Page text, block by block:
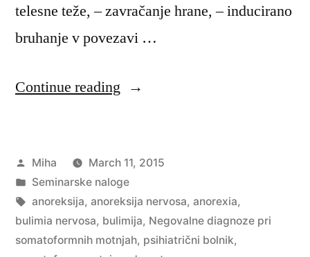
telesne teže, – zavračanje hrane, – inducirano
bruhanje v povezavi …
Continue reading “Negovalne
somatoformnih
motnjah”
Posted
by
Miha
March 11, 2015
Posted
in
Seminarske naloge
Tags:
anoreksija, anoreksija nervosa, anorexia,
bulimia nervosa, bulimija, Negovalne diagnoze pri
somatoformnih motnjah, psihiatrični bolnik,